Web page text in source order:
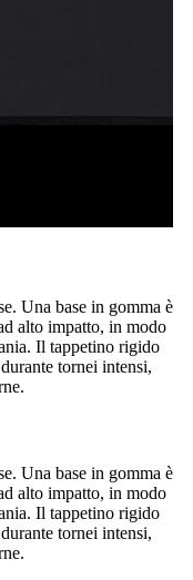
Una base in gomma è
alto impatto, in modo
Il tappetino rigido
tornei intensi,
Una base in gomma è
alto impatto, in modo
Il tappetino rigido
tornei intensi,